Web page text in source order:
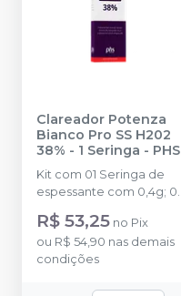
Clareador Potenza
Bianco Pro SS H202
38% - 1 Seringa - PHS
Kit com 01 Seringa de
espessante com 0,4g; 01
Hidrogênio com 1,3g; 01
Frasco de Neutralizante
com 10g; 01 Seringa de
R$ 53,25 no Pix
ou R$ 54,90 nas demais
condições